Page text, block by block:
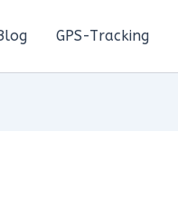
GPS-Tracking